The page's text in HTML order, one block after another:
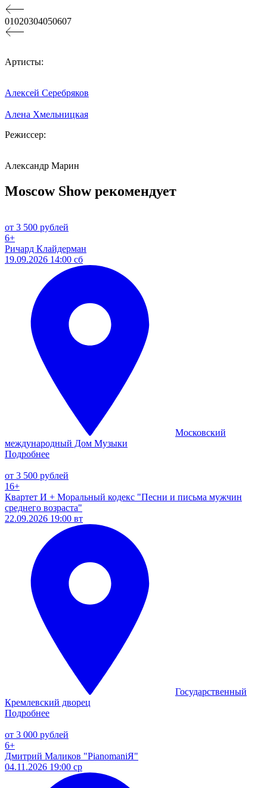
01020304050607
Артисты:
Алексей Серебряков
Алена Хмельницкая
Режиссер:
Александр Марин
Moscow Show рекомендует
от 3 500 рублей
6+
Ричард Клайдерман
19.09.2026 14:00 сб
Московский
международный Дом Музыки
Подробнее
от 3 500 рублей
16+
Квартет И + Моральный кодекс "Песни и письма мужчин
среднего возраста"
22.09.2026 19:00 вт
Государственный
Кремлевский дворец
Подробнее
от 3 000 рублей
6+
Дмитрий Маликов "PianomaniЯ"
04.11.2026 19:00 ср